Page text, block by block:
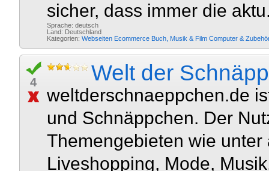
sicher, dass immer die
Sprache: deutsch
Land: Deutschland
Kategorien: Webseiten Ecommerce Buch, Musik & Film Computer &
4 Welt der
weltderschnaeppchen.de
und Schnäppchen. Der
Themengebieten wie
Liveshopping, Mode,